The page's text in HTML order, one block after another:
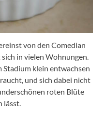
von den Comedian
in vielen Wohnungen.
Stadium klein entwachsen
und sich dabei nicht
roten Blüte
lässt.